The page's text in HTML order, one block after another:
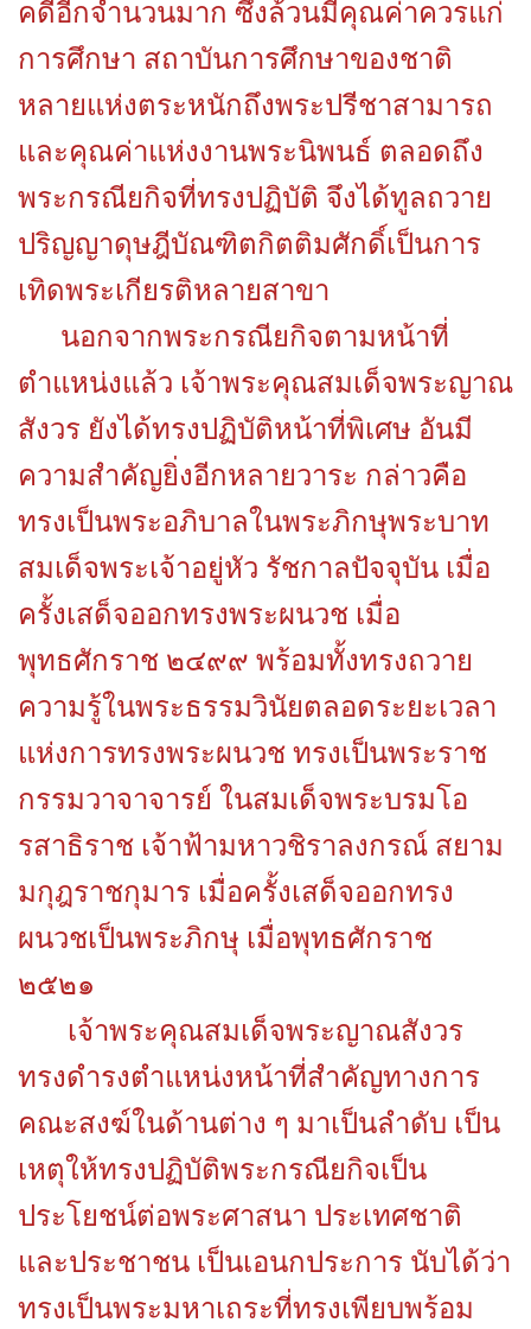
คดีอีกจำนวนมาก ซึ่งล้วนมีคุณค่าควรแก่
การศึกษา สถาบันการศึกษาของชาติ
หลายแห่งตระหนักถึงพระปรีชาสามารถ
และคุณค่าแห่งงานพระนิพนธ์ ตลอดถึง
พระกรณียกิจที่ทรงปฏิบัติ จึงได้ทูลถวาย
ปริญญาดุษฎีบัณฑิตกิตติมศักดิ์เป็นการ
เทิดพระเกียรติหลายสาขา
นอกจากพระกรณียกิจตามหน้าที่
ตำแหน่งแล้ว เจ้าพระคุณสมเด็จพระญาณ
สังวร ยังได้ทรงปฏิบัติหน้าที่พิเศษ อันมี
ความสำคัญยิ่งอีกหลายวาระ กล่าวคือ
ทรงเป็นพระอภิบาลในพระภิกษุพระบาท
สมเด็จพระเจ้าอยู่หัว รัชกาลปัจจุบัน เมื่อ
ครั้งเสด็จออกทรงพระผนวช เมื่อ
พุทธศักราช ๒๔๙๙ พร้อมทั้งทรงถวาย
ความรู้ในพระธรรมวินัยตลอดระยะเวลา
แห่งการทรงพระผนวช ทรงเป็นพระราช
กรรมวาจาจารย์ ในสมเด็จพระบรมโอ
รสาธิราช เจ้าฟ้ามหาวชิราลงกรณ์ สยาม
มกุฎราชกุมาร เมื่อครั้งเสด็จออกทรง
ผนวชเป็นพระภิกษุ เมื่อพุทธศักราช
๒๕๒๑
เจ้าพระคุณสมเด็จพระญาณสังวร
ทรงดำรงตำแหน่งหน้าที่สำคัญทางการ
คณะสงฆ์ในด้านต่าง ๆ มาเป็นลำดับ เป็น
เหตุให้ทรงปฏิบัติพระกรณียกิจเป็น
ประโยชน์ต่อพระศาสนา ประเทศชาติ
และประชาชน เป็นเอนกประการ นับได้ว่า
ทรงเป็นพระมหาเถระที่ทรงเพียบพร้อม